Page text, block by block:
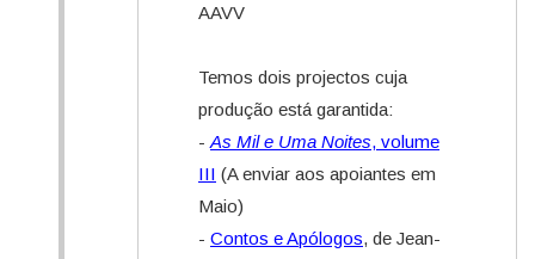
AAVV
Temos dois projectos cuja
produção está garantida:
- As Mil e Uma Noites, volume
III (A enviar aos apoiantes em
Maio)
- Contos e Apólogos, de Jean-